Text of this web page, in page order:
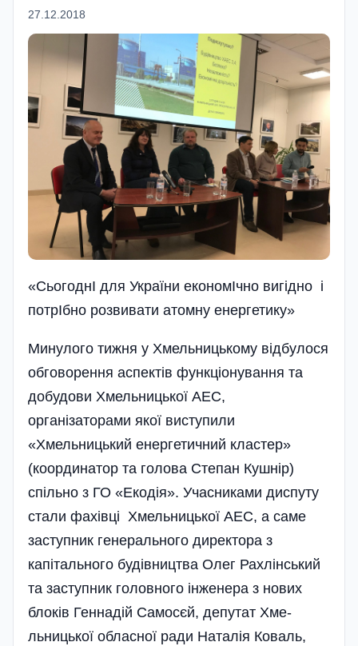
27.12.2018
«СьогоднI для України економIчно вигідно і
потрIбно розвивати атомну енергетику»
Минулого тижня у Хмельницькому відбулося
обговорення аспектів функціонування та
добудови Хмельницької АЕС,
організаторами якої виступили
«Хмельницький енергетичний кластер»
(координатор та голова Степан Кушнір)
спіль­но з ГО «Екодія». Учасниками диспуту
стали фахівці Хмельницької АЕС, а саме
заступник генерального директора з
капітального будівництв­а Олег Рахлінський
та заступник головного інженера з нових
бло­ків Геннадій Самосєй, депутат Хме­
льницької обласної ради Наталія Коваль,